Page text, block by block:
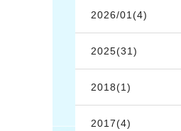
2026/01(4)
2025(31)
2018(1)
2017(4)